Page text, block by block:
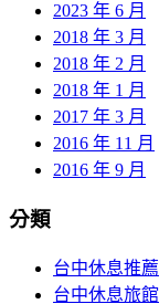
2023 年 6 月
2018 年 3 月
2018 年 2 月
2018 年 1 月
2017 年 3 月
2016 年 11 月
2016 年 9 月
分類
台中休息推薦
台中休息旅館